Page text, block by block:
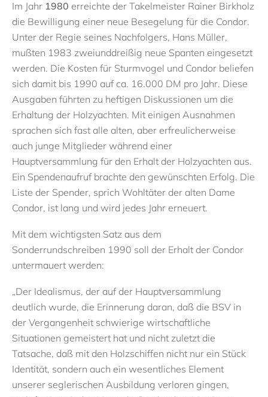
Im Jahr 1980 erreichte der Takelmeister Rainer Birkholz
die Bewilligung einer neue Besegelung für die Condor.
Unter der Regie seines Nachfolgers, Hans Müller,
mußten 1983 zweiunddreißig neue Spanten eingesetzt
werden. Die Kosten für Sturmvogel und Condor beliefen
sich damit bis 1990 auf ca. 16.000 DM pro Jahr. Diese
Ausgaben führten zu heftigen Diskussionen um die
Erhaltung der Holzyachten. Mit einigen Ausnahmen
sprachen sich fast alle alten, aber erfreulicherweise
auch junge Mitglieder während einer
Hauptversammlung für den Erhalt der Holzyachten aus.
Ein Spendenaufruf brachte den gewünschten Erfolg. Die
Liste der Spender, sprich Wohltäter der alten Dame
Condor, ist lang und wird jedes Jahr erneuert.
Mit dem wichtigsten Satz aus dem
Sonderrundschreiben 1990 soll der Erhalt der Condor
untermauert werden:
„Der Idealismus, der auf der Hauptversammlung
deutlich wurde, die Erinnerung daran, daß die BSV in
der Vergangenheit schwierige wirtschaftliche
Situationen gemeistert hat und nicht zuletzt die
Tatsache, daß mit den Holzschiffen nicht nur ein Stück
Identität, sondern auch ein wesentliches Element
unserer seglerischen Ausbildung verloren gingen,